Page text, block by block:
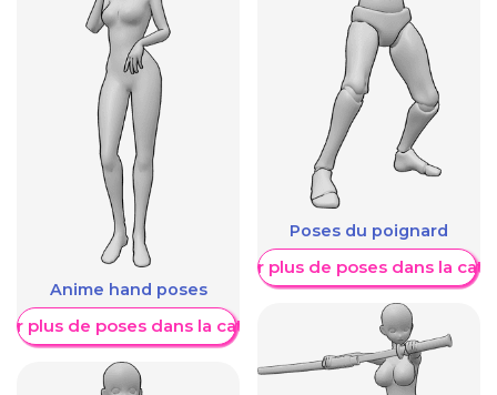
Anime hand poses
plus de poses dans la catégorie
Poses du poignard
Afficher plus de poses dans la